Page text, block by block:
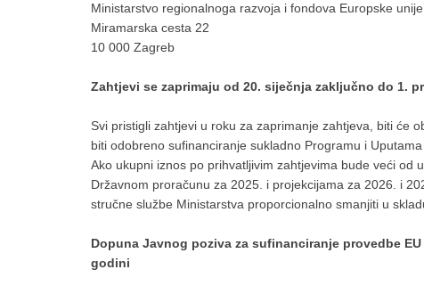
Ministarstvo regionalnoga razvoja i fondova Europske unije
Miramarska cesta 22
10 000 Zagreb
Zahtjevi se zaprimaju od 20. siječnja zaključno do 1.
Svi pristigli zahtjevi u roku za zaprimanje zahtjeva, biti će
biti odobreno sufinanciranje sukladno Programu i
Ako ukupni iznos po prihvatljivim zahtjevima bude veći od
Državnom proračunu za 2025. i projekcijama za 2026. i
stručne službe Ministarstva proporcionalno smanjiti u
Dopuna Javnog poziva za sufinanciranje provedbe
godini